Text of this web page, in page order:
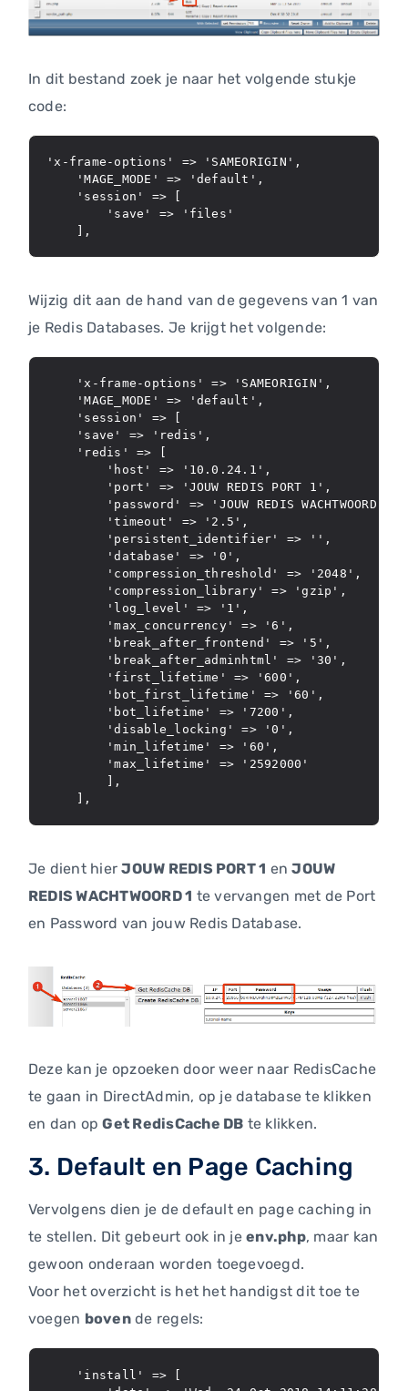
In dit bestand zoek je naar het volgende stukje
code:
'x-frame-options' => 'SAMEORIGIN',
    'MAGE_MODE' => 'default',
    'session' => [
        'save' => 'files'
Wijzig dit aan de hand van de gegevens van 1 van
je Redis Databases. Je krijgt het volgende:
    'x-frame-options' => 'SAMEORIGIN',
    'MAGE_MODE' => 'default',
    'session' => [
    'save' => 'redis',
    'redis' => [
        'host' => '10.0.24.1',
        'port' => 'JOUW REDIS PORT 1',
        'password' => 'JOUW REDIS WACHTWOORD 1',
        'timeout' => '2.5',
        'persistent_identifier' => '',
        'database' => '0',
        'compression_threshold' => '2048',
        'compression_library' => 'gzip',
        'log_level' => '1',
        'max_concurrency' => '6',
        'break_after_frontend' => '5',
        'break_after_adminhtml' => '30',
        'first_lifetime' => '600',
        'bot_first_lifetime' => '60',
        'bot_lifetime' => '7200',
        'disable_locking' => '0',
        'min_lifetime' => '60',
        'max_lifetime' => '2592000'
        ],
Je dient hierJOUW REDIS PORT 1 enJOUW
REDIS WACHTWOORD 1 te vervangen met de Port
en Password van jouw Redis Database.
Deze kan je opzoeken door weer naar RedisCache
te gaan in DirectAdmin, op je database te klikken
en dan opGet RedisCache DB te klikken.
3. Default en Page Caching
Vervolgens dien je de default en page caching in
te stellen. Dit gebeurt ook in jeenv.php, maar kan
gewoon onderaan worden toegevoegd.
Voor het overzicht is het het handigst dit toe te
voegen bovende regels:
    'install' => [